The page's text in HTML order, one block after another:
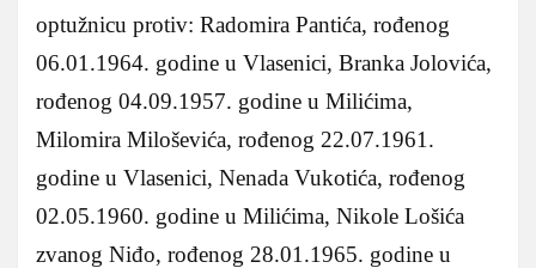
optužnicu protiv: Radomira Pantića, rođenog
06.01.1964. godine u Vlasenici, Branka Jolovića,
rođenog 04.09.1957. godine u Milićima,
Milomira Miloševića, rođenog 22.07.1961.
godine u Vlasenici, Nenada Vukotića, rođenog
02.05.1960. godine u Milićima, Nikole Lošića
zvanog Niđo, rođenog 28.01.1965. godine u